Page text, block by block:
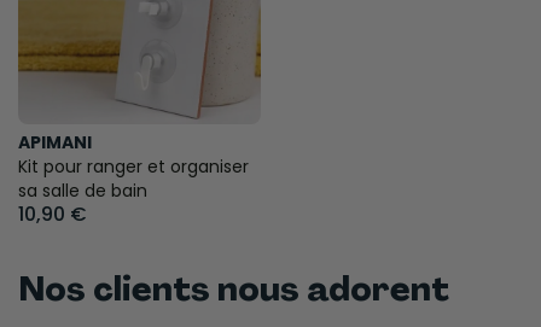
APIMANI
Kit pour ranger et organiser
sa salle de bain
10,90 €
Nos clients nous adorent